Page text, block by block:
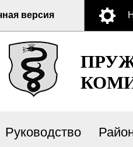
версия
Руководство